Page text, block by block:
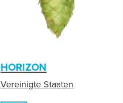
HORIZON
Vereinigte Staaten